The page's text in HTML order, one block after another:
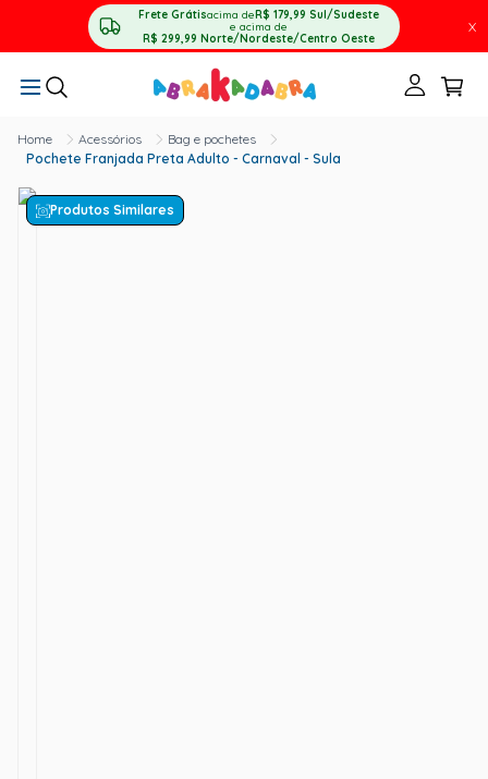
Frete Grátisacima deR$ 179,99 Sul/Sudeste
e acima de
R$ 299,99 Norte/Nordeste/Centro Oeste
X
Acessórios
Bag e pochetes
Pochete Franjada Preta Adulto - Carnaval - Sula
Produtos Similares